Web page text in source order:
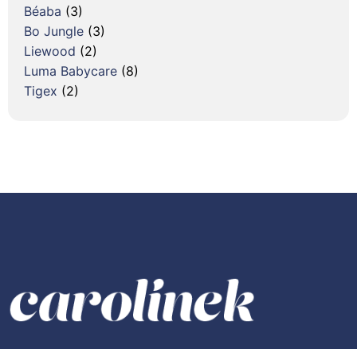
Béaba (3)
Bo Jungle (3)
Liewood (2)
Luma Babycare (8)
Tigex (2)